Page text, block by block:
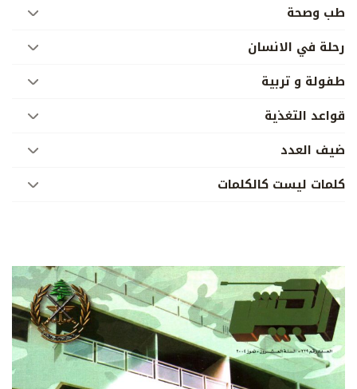
طب وصحة
رحلة في الانسان
طفولة و تربية
قواعد التغذية
ضيف العدد
كلمات ليست كالكلمات